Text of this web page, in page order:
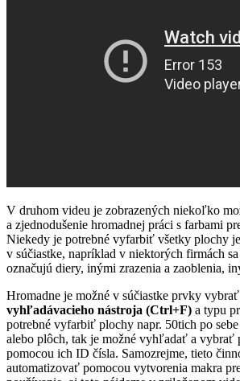
V druhom videu je zobrazených niekoľko
a zjednodušenie hromadnej práci s farbami
Niekedy je potrebné vyfarbiť všetky plochy
v súčiastke, napríklad v niektorých firmách
označujú diery, inými zrazenia a zaoblenia,
Hromadne je možné v súčiastke prvky
vyhľadávacieho nástroja (Ctrl+F) a typu
potrebné vyfarbiť plochy napr. 50tich po
alebo plôch, tak je možné vyhľadať a vybrať
pomocou ich ID čísla. Samozrejme, tieto
automatizovať pomocou vytvorenia makra